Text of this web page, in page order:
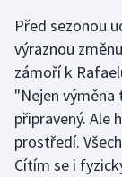
Jezdectví
Judo
Krasobruslení
Lezení
Před sezonou
výraznou
zámoří k
"Nejen
připravený. Ale
prostředí.
Cítím se i